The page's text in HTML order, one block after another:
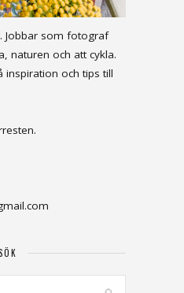
Jobbar som fotograf
naturen och att cykla.
inspiration och tips till